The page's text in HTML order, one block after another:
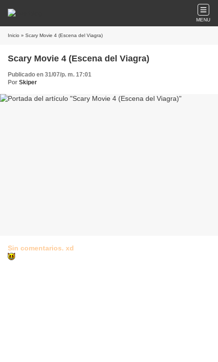
MENU
Inicio » Scary Movie 4 (Escena del Viagra)
Scary Movie 4 (Escena del Viagra)
Publicado en 31/07/p. m. 17:01
Por Skiper
Sin comentarios. xd